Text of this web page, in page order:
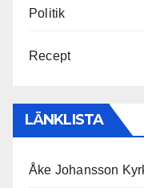
Politik
Recept
LÄNKLISTA
Åke Johansson